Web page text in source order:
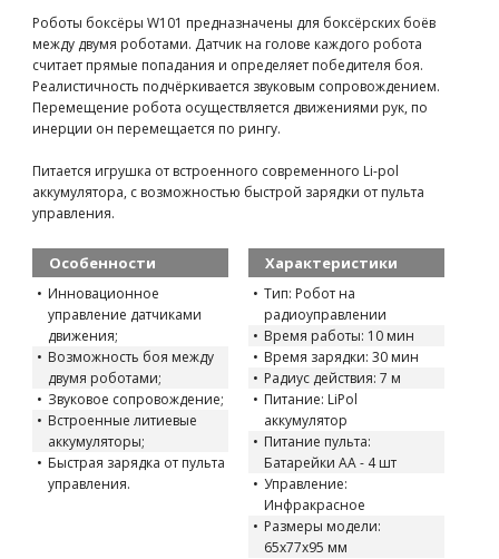
Роботы боксёры W101 предназначены для боксёрских боёв
между двумя роботами. Датчик на голове каждого робота
считает прямые попадания и определяет победителя боя.
Реалистичность подчёркивается звуковым сопровождением.
Перемещение робота осуществляется движениями рук, по
инерции он перемещается по рингу.
Питается игрушка от встроенного современного Li-pol
аккумулятора, с возможностью быстрой зарядки от пульта
управления.
Особенности
Инновационное
управление датчиками
движения;
Возможность боя между
двумя роботами;
Звуковое сопровождение;
Встроенные литиевые
аккумуляторы;
Быстрая зарядка от пульта
управления.
Характеристики
Тип: Робот на
радиоуправлении
Время работы: 10 мин
Время зарядки: 30 мин
Радиус действия: 7 м
Питание: LiPol
аккумулятор
Питание пульта:
Батарейки AA - 4 шт
Управление:
Инфракрасное
Размеры модели:
65х77х95 мм